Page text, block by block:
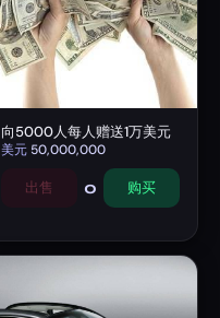
向5000人每人赠送1万美元
美元 50,000,000
出售 0 购买